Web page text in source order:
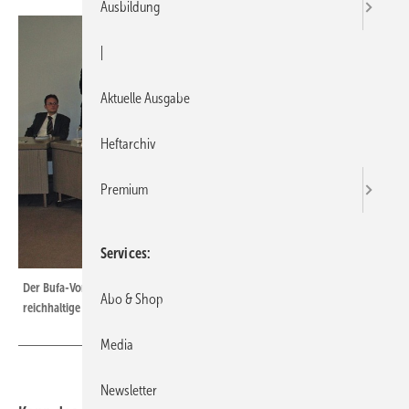
Der Bufa-Vorsitzende Rolf Richter (Mitte) führte am 15./16 Mai durch eine
reichhaltige Tagesordnung mit recht ­lebhaften Diskussionsbeiträgen
Ausbildung
Aktuelle Ausgabe
Heftarchiv
Premium
Services
Abo & Shop
Media
Newsletter